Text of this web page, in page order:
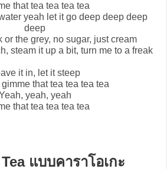
that tea tea tea tea
yeah let it go deep deep deep
deep
or the grey, no sugar, just cream
steam it up a bit, turn me to a freak
it in, let it steep
that tea tea tea tea
Yeah, yeah, yeah
that tea tea tea tea
Tea แบบคาราโอเกะ